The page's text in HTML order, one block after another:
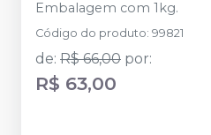
Embalagem com 1kg.
Código do produto: 99821
de: R$ 66,00 por:
R$ 63,00